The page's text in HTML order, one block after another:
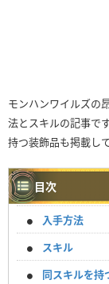
モンハンワイルズの
法とスキルの記事で
持つ装飾品も掲載し
目次
入手方法
スキル
同スキルを持